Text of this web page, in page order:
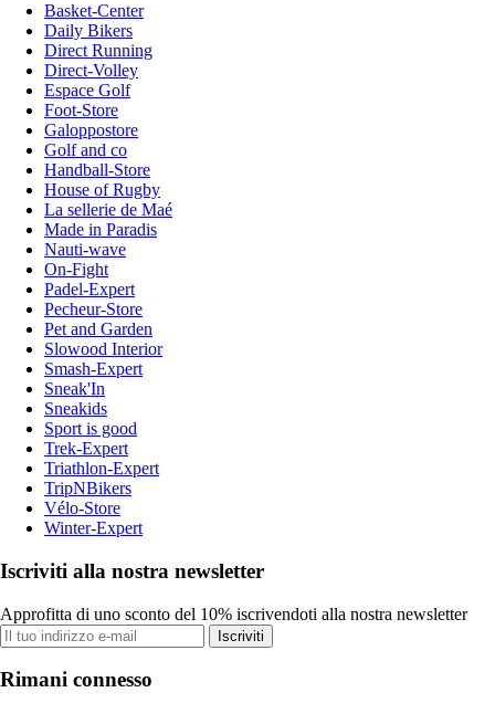
Basket-Center
Daily Bikers
Direct Running
Direct-Volley
Espace Golf
Foot-Store
Galoppostore
Golf and co
Handball-Store
House of Rugby
La sellerie de Maé
Made in Paradis
Nauti-wave
On-Fight
Padel-Expert
Pecheur-Store
Pet and Garden
Slowood Interior
Smash-Expert
Sneak'In
Sneakids
Sport is good
Trek-Expert
Triathlon-Expert
TripNBikers
Vélo-Store
Winter-Expert
Iscriviti alla nostra newsletter
Approfitta di uno sconto del 10% iscrivendoti alla nostra newsletter
Iscriviti
Rimani connesso